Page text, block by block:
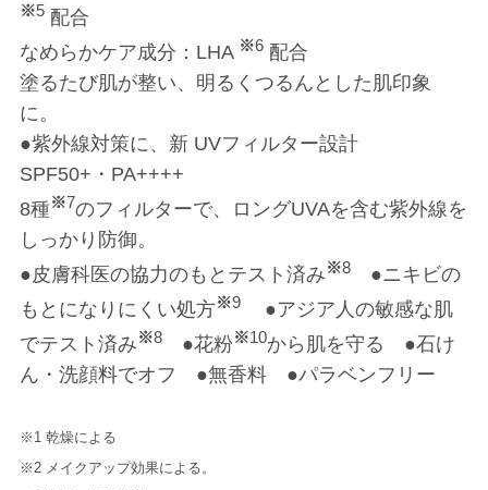
※5配合
なめらかケア成分：LHA ※6配合
塗るたび肌が整い、明るくつるんとした肌印象
に。
●紫外線対策に、新 UVフィルター設計
SPF50+・PA++++
8種※7のフィルターで、ロングUVAを含む紫外線を
しっかり防御。
●皮膚科医の協力のもとテスト済み※8●ニキビの
もとになりにくい処方※9
●アジア人の敏感な肌
でテスト済み※8●花粉※10から肌を守る ●石け
ん・洗顔料でオフ ●無香料 ●パラベンフリー
※1 乾燥による
※2 メイクアップ効果による。